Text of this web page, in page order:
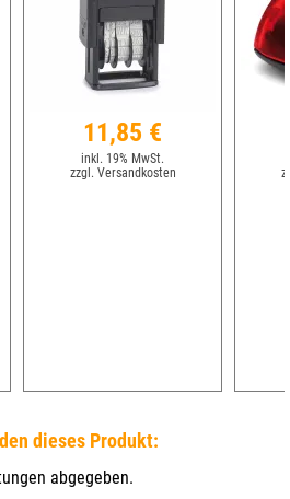
11,85 €
inkl. 19% MwSt.
zzgl. Versandkosten
dieses Produkt:
abgegeben.